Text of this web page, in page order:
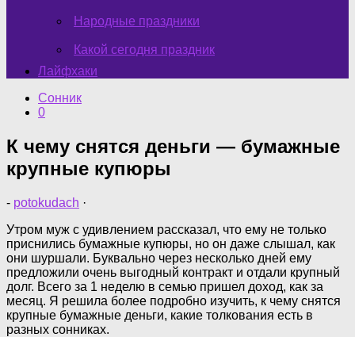
Народные праздники
Какой сегодня праздник
Лайфхаки
Сонник
0
К чему снятся деньги — бумажные
крупные купюры
- potokudach ·
Утром муж с удивлением рассказал, что ему не только
приснились бумажные купюры, но он даже слышал, как
они шуршали. Буквально через несколько дней ему
предложили очень выгодный контракт и отдали крупный
долг. Всего за 1 неделю в семью пришел доход, как за
месяц. Я решила более подробно изучить, к чему снятся
крупные бумажные деньги, какие толкования есть в
разных сонниках.